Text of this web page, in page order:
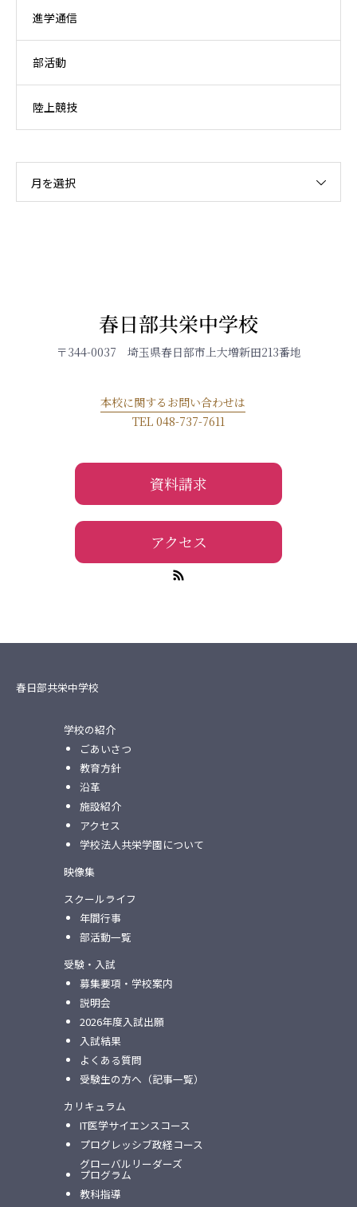
進学通信
部活動
陸上競技
月を選択
春日部共栄中学校
〒344-0037 埼玉県春日部市上大増新田213番地
本校に関するお問い合わせは
TEL 048-737-7611
資料請求
アクセス
春日部共栄中学校
学校の紹介
ごあいさつ
教育方針
沿革
施設紹介
アクセス
学校法人共栄学園について
映像集
スクールライフ
年間行事
部活動一覧
受験・入試
募集要項・学校案内
説明会
2026年度入試出願
入試結果
よくある質問
受験生の方へ（記事一覧）
カリキュラム
IT医学サイエンスコース
プログレッシブ政経コース
グローバルリーダーズ
プログラム
教科指導